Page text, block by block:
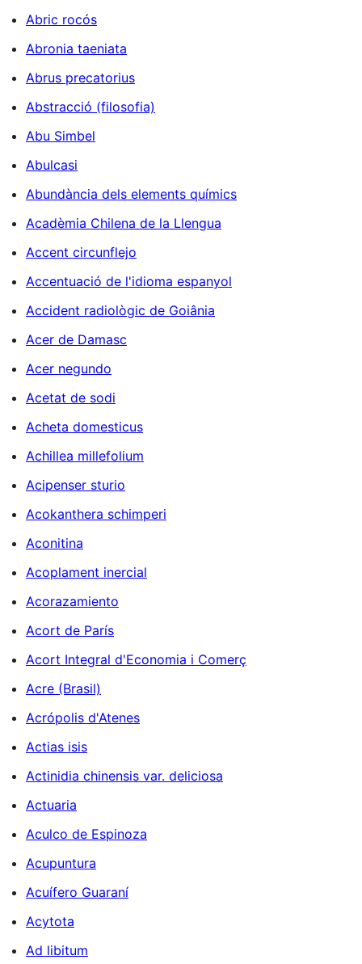
Abric rocós
Abronia taeniata
Abrus precatorius
Abstracció (filosofia)
Abu Simbel
Abulcasi
Abundància dels elements químics
Acadèmia Chilena de la Llengua
Accent circunflejo
Accentuació de l'idioma espanyol
Accident radiològic de Goiânia
Acer de Damasc
Acer negundo
Acetat de sodi
Acheta domesticus
Achillea millefolium
Acipenser sturio
Acokanthera schimperi
Aconitina
Acoplament inercial
Acorazamiento
Acort de París
Acort Integral d'Economia i Comerç
Acre (Brasil)
Acrópolis d'Atenes
Actias isis
Actinidia chinensis var. deliciosa
Actuaria
Aculco de Espinoza
Acupuntura
Acuífero Guaraní
Acytota
Ad libitum